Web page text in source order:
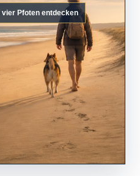
vier Pfoten entdecken